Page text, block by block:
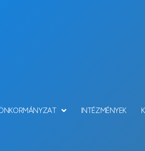
INTÉZMÉNYEK